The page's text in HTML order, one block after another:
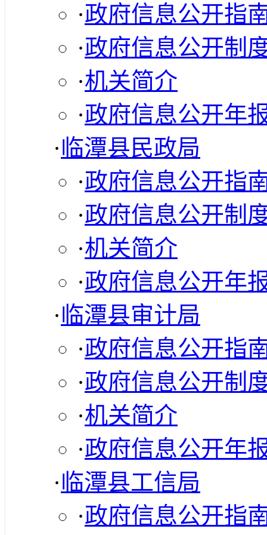
·政府信息公开指
·政府信息公开制
·机关简介
·政府信息公开年
·临潭县民政局
·政府信息公开指
·政府信息公开制
·机关简介
·政府信息公开年
·临潭县审计局
·政府信息公开指
·政府信息公开制
·机关简介
·政府信息公开年
·临潭县工信局
·政府信息公开指